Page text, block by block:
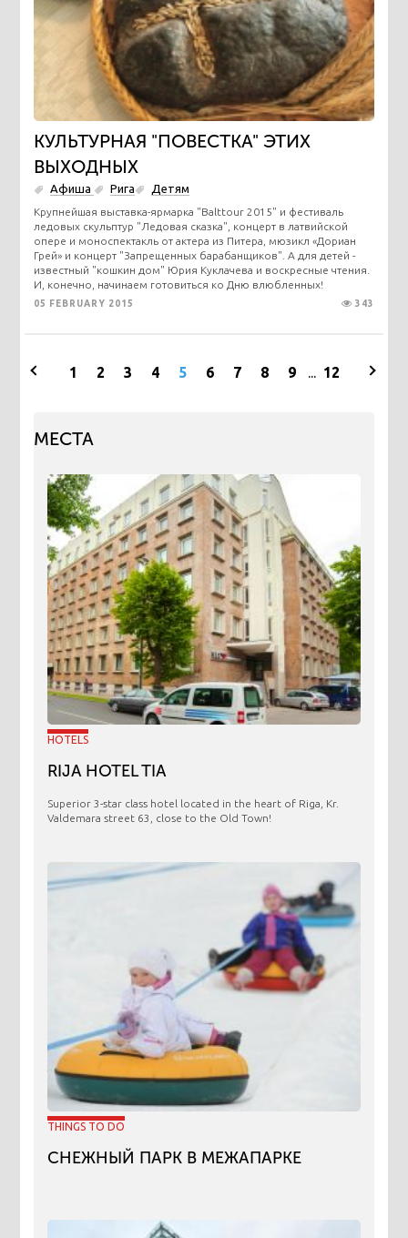
КУЛЬТУРНАЯ "ПОВЕСТКА" ЭТИХ
ВЫХОДНЫХ
Афиша Рига Детям
Крупнейшая выставка-ярмарка "Balttour 2015" и фестиваль
ледовых скульптур "Ледовая сказка", концерт в латвийской
опере и моноспектакль от актера из Питера, мюзикл «Дориан
Грей» и концерт "Запрещенных барабанщиков". А для детей -
известный "кошкин дом" Юрия Куклачева и воскресные чтения.
И, конечно, начинаем готовиться ко Дню влюбленных!
05 FEBRUARY 2015 343
1 2 3 4 5 6 7 8 9 ... 12
МЕСТА
HOTELS
RIJA HOTEL TIA
Superior 3-star class hotel located in the heart of Riga, Kr.
Valdemara street 63, close to the Old Town!
THINGS TO DO
СНЕЖНЫЙ ПАРК В МЕЖАПАРКЕ